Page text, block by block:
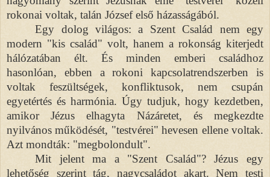
rokonai voltak, talán József első házasságából.
Egy dolog világos: a Szent Család nem egy
modern "kis család" volt, hanem a rokonság kiterjedt
hálózatában élt. És minden emberi családhoz
hasonlóan, ebben a rokoni kapcsolatrendszerben is
voltak feszültségek, konfliktusok, nem csupán
egyetértés és harmónia. Úgy tudjuk, hogy kezdetben,
amikor Jézus elhagyta Názáretet, és megkezdte
nyilvános működését, "testvérei" hevesen ellene voltak.
Azt mondták: "megbolondult".
Mit jelent ma a "Szent Család"? Jézus egy
lehetőség szerint tág, nagycsaládot akart. Nem testi